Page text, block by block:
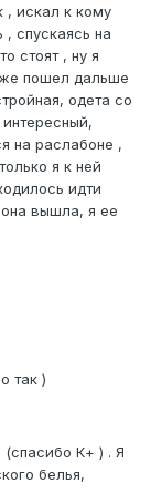
искал к кому
спускаясь на
стоят , ну я
же пошел дальше
одета со
на раслабоне ,
я к ней
идти
вышла, я ее
так )
(спасибо К+ ) . Я
белья,